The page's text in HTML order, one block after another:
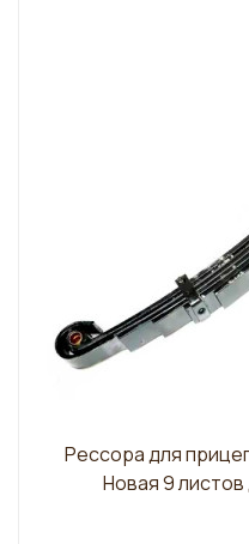
Рессора для
Новая 9